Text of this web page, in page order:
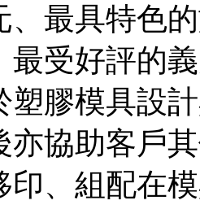
、最具特色
最受好評的
塑膠模具設
亦協助客戶
印、組配在